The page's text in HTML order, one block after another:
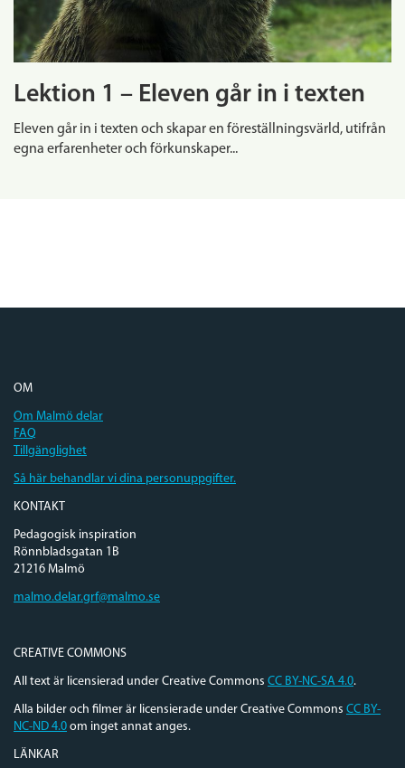
Lektion 1 – Eleven går in i texten
Eleven går in i texten och skapar en föreställningsvärld, utifrån
egna erfarenheter och förkunskaper...
OM
Om Malmö delar
FAQ
Tillgänglighet
Så här behandlar vi dina personuppgifter.
KONTAKT
Pedagogisk inspiration
Rönnbladsgatan 1B
21216 Malmö
malmo.delar.grf@malmo.se
CREATIVE COMMONS
All text är licensierad under Creative Commons CC BY-NC-SA 4.0.
Alla bilder och filmer är licensierade under Creative Commons CC BY-
NC-ND 4.0 om inget annat anges.
LÄNKAR